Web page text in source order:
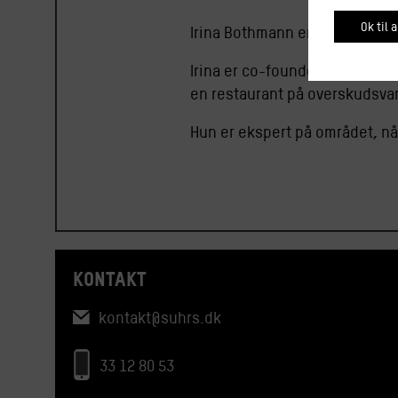
Irina Bothmann er kok,
Irina er co-founder af
en restaurant på
Hun er ekspert på området,
KONTAKT
kontakt@suhrs.dk
33 12 80 53
Ok til